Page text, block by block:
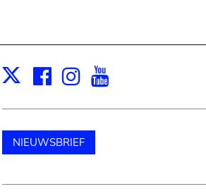
X Facebook
Instagram
NIEUWSBRIEF